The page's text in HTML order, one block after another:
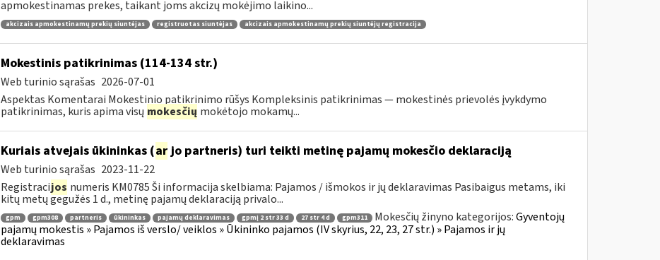
apmokestinamas prekes, taikant joms akcizų mokėjimo laikino...
akcizais apmokestinamų prekių siuntėjas registruotas siuntėjas akcizais apmokestinamų prekių siuntėjų registracija
Mokestinis patikrinimas (114-134 str.)
Web turinio sąrašas 2026-07-01
Aspektas Komentarai Mokestinio patikrinimo rūšys Kompleksinis patikrinimas — mokestinės prievolės įvykdymo
patikrinimas, kuris apima visų mokesčių mokėtojo mokamų...
Kuriais atvejais ūkininkas (arjo partneris) turi teikti metinę pajamų mokesčio deklaraciją
Web turinio sąrašas 2023-11-22
Registracijos numeris KM0785 Ši informacija skelbiama: Pajamos / išmokos ir jų deklaravimas Pasibaigus metams, iki
kitų metų gegužės 1 d., metinę pajamų deklaraciją privalo...
gpm gpm308 partneris ūkininkas pajamų deklaravimas gpmį 2 str 33 d 27 str 4 d gpm311 Mokesčių žinyno kategorijos:Gyventojų
pajamų mokestis » Pajamos iš verslo/ veiklos » Ūkininko pajamos (IV skyrius, 22, 23, 27 str.) » Pajamos ir jų
deklaravimas